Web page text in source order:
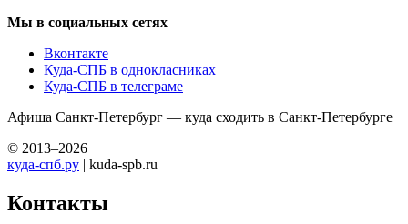
Мы в социальных сетях
Вконтакте
Куда-СПБ в однокласниках
Куда-СПБ в телеграме
Афиша Санкт-Петербург — куда сходить в Санкт-Петербурге
© 2013–2026
куда-спб.ру | kuda-spb.ru
Контакты